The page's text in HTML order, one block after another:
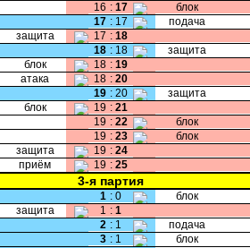
16 : 17 блок
17 : 17 подача
защита 17 : 18
18 : 18 защита
блок 18 : 19
атака 18 : 20
19 : 20 защита
блок 19 : 21
19 : 22 блок
19 : 23 блок
защита 19 : 24
приём 19 : 25
3-я партия
1 : 0 блок
защита 1 : 1
2 : 1 подача
3 : 1 блок